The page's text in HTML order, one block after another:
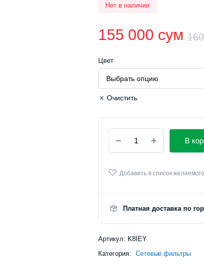
на основе
Нет в наличии
155 000 сум
Цвет
Очистить
Xiaomi
Mi
Strip
количество
В
Добавить в список желаемого
Платная доставка по
Артикул: K8IEY
Категория:
Сетевые фильтры